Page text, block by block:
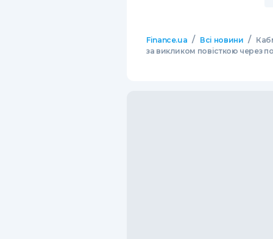
Finance.ua / Всі новини /
за викликом повісткою через